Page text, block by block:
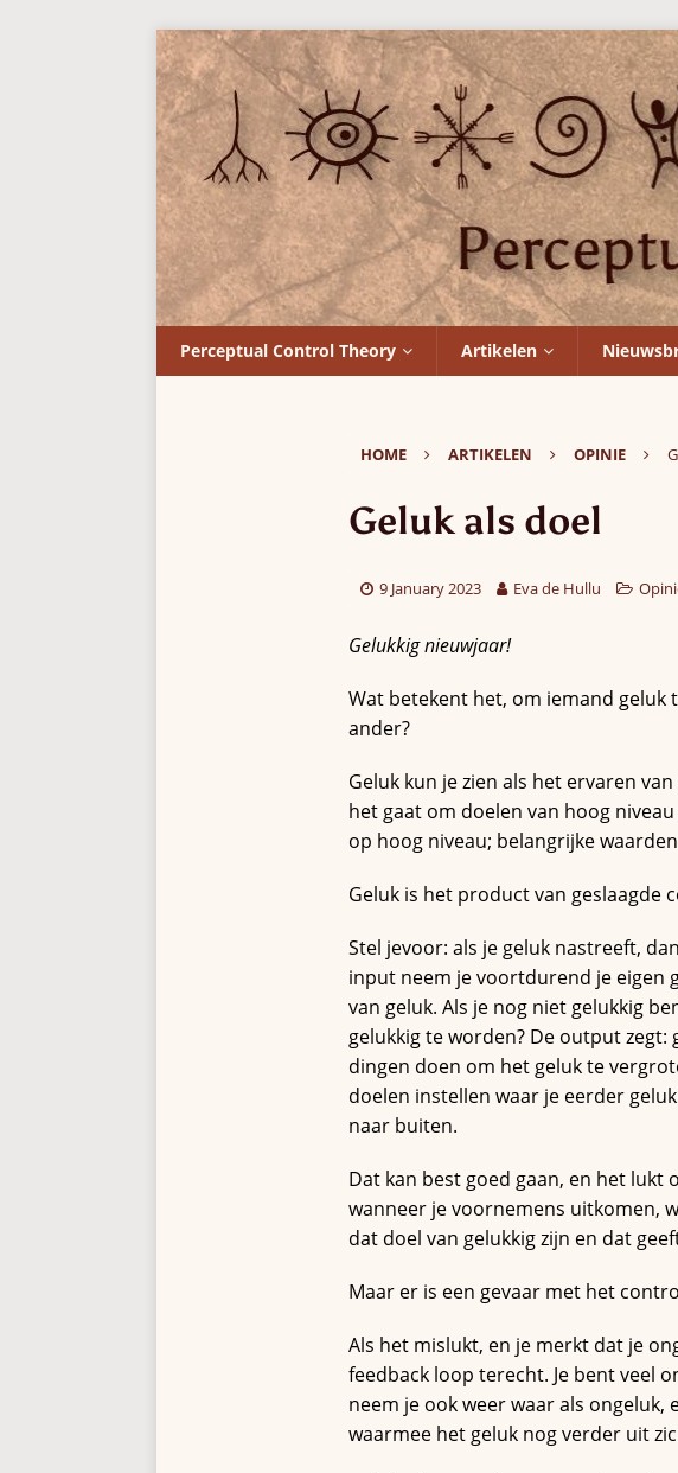
Perceptual Control Theory Artikelen
HOME ARTIKELEN OPINIE
Geluk als doel
9 January 2023 Eva de Hullu
Gelukkig nieuwjaar!
Wat betekent het, om iemand geluk
ander?
Geluk kun je zien als het ervaren
het gaat om doelen van hoog
op hoog niveau; belangrijke
Geluk is het product van geslaagde
Stel jevoor: als je geluk nastreeft,
input neem je voortdurend je eigen
van geluk. Als je nog niet gelukkig
gelukkig te worden? De output
dingen doen om het geluk te
doelen instellen waar je eerder
naar buiten.
Dat kan best goed gaan, en het lukt
wanneer je voornemens uitkomen,
dat doel van gelukkig zijn en dat
Maar er is een gevaar met het
Als het mislukt, en je merkt dat je
feedback loop terecht. Je bent veel
neem je ook weer waar als
waarmee het geluk nog verder uit